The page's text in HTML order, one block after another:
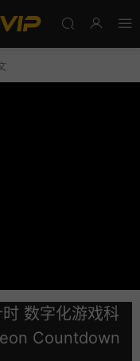
数字化游戏科
Countdown